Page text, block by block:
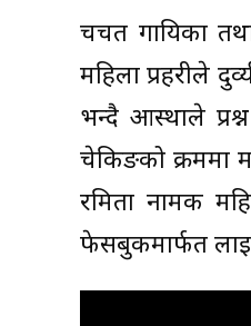
चर्चित गायिका
महिला प्रहरीले
भन्दै आस्थाले प्रश्न
चेकिङको क्रममा
रमिता नामक
फेसबुकमार्फत